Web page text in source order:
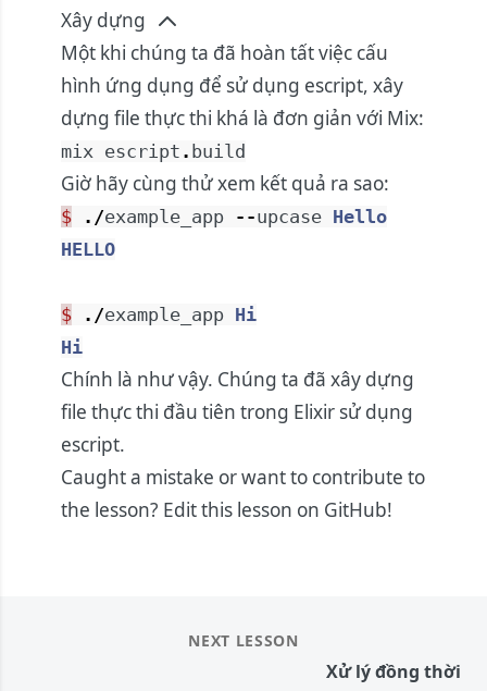
Xây dựng
Một khi chúng ta đã hoàn tất việc cấu
hình ứng dụng để sử dụng escript, xây
dựng file thực thi khá là đơn giản với Mix:
mix escript . build
Giờ hãy cùng thử xem kết quả ra sao:
$ . /example_app --upcase Hello
HELLO
$ . /example_app Hi
Hi
Chính là như vậy. Chúng ta đã xây dựng
file thực thi đầu tiên trong Elixir sử dụng
escript.
Caught a mistake or want to contribute to
the lesson? Edit this lesson on GitHub!
NEXT LESSON
Xử lý đồng thời